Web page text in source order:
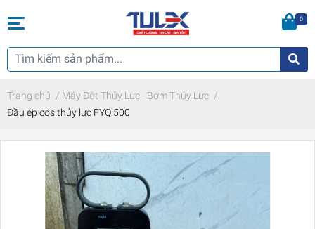
0
Trang chủ / Máy Đột Thủy Lực - Bơm Thủy Lực /
Đầu ép cos thủy lực FYQ 500